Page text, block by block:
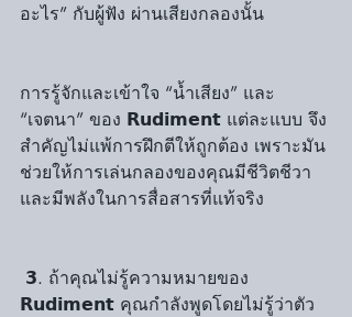
อะไร” กับผู้ฟัง ผ่านเสียงกลองนั้น
การรู้จักและเข้าใจ “น้ำเสียง” และ
“เจตนา” ของ 𝗥𝘂𝗱𝗶𝗺𝗲𝗻𝘁 แต่ละแบบ จึง
สำคัญไม่แพ้การฝึกตีให้ถูกต้อง เพราะมัน
ช่วยให้การเล่นกลองของคุณมีชีวิตชีวา
และมีพลังในการสื่อสารที่แท้จริง
𝟯. ถ้าคุณไม่รู้ความหมายของ
𝗥𝘂𝗱𝗶𝗺𝗲𝗻𝘁 คุณกำลังพูดโดยไม่รู้ว่าตัว